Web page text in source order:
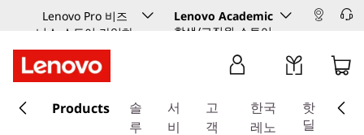
Lenovo Pro 비즈
니스 스토어 가입하
기
Lenovo Academic
학생/교직원 스토어
요
Products
솔
루
서
비
고
객
한국
레노
핫
딜